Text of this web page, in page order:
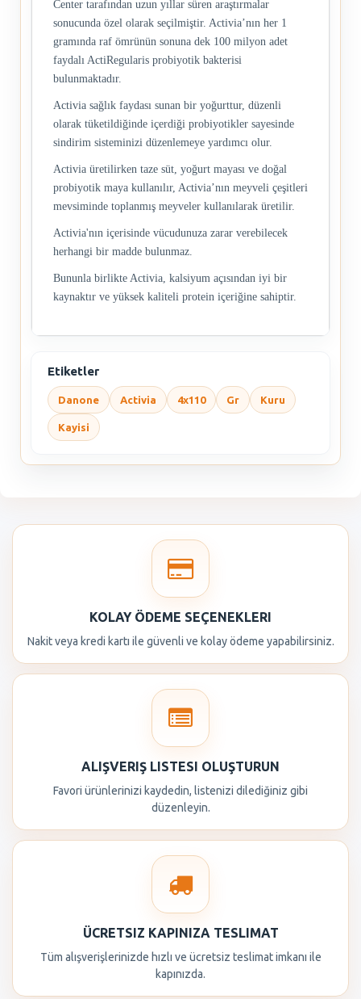
Center tarafından uzun yıllar süren araştırmalar
sonucunda özel olarak seçilmiştir. Activia’nın her 1
gramında raf ömrünün sonuna dek 100 milyon adet
faydalı ActiRegularis probiyotik bakterisi
bulunmaktadır.
Activia sağlık faydası sunan bir yoğurttur, düzenli
olarak tüketildiğinde içerdiği probiyotikler sayesinde
sindirim sisteminizi düzenlemeye yardımcı olur.
Activia üretilirken taze süt, yoğurt mayası ve doğal
probiyotik maya kullanılır, Activia’nın meyveli çeşitleri
mevsiminde toplanmış meyveler kullanılarak üretilir.
Activia'nın içerisinde vücudunuza zarar verebilecek
herhangi bir madde bulunmaz.
Bununla birlikte Activia, kalsiyum açısından iyi bir
kaynaktır ve yüksek kaliteli protein içeriğine sahiptir.
Etiketler
Danone Activia 4x110 Gr Kuru
Kayisi
KOLAY ÖDEME SEÇENEKLERI
Nakit veya kredi kartı ile güvenli ve kolay ödeme yapabilirsiniz.
ALIŞVERIŞ LISTESI OLUŞTURUN
Favori ürünlerinizi kaydedin, listenizi dilediğiniz gibi
düzenleyin.
ÜCRETSIZ KAPINIZA TESLIMAT
Tüm alışverişlerinizde hızlı ve ücretsiz teslimat imkanı ile
kapınızda.